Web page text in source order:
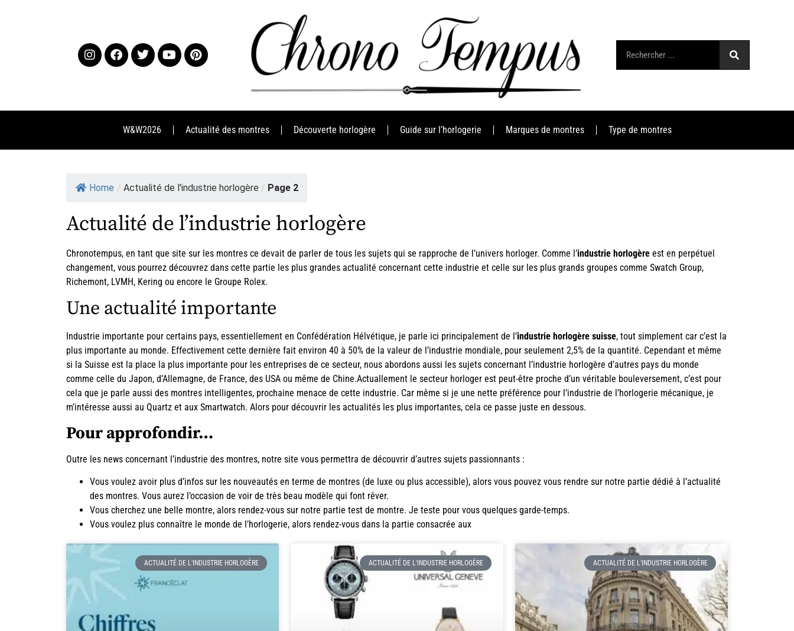
W&W2026 Actualité des montres Découverte horlogère Guide sur l’horlogerie Marques de montres Type de montres
Home / Actualité de l'industrie horlogère / Page 2
Actualité de l’industrie horlogère
Chronotempus, en tant que site sur les montres ce devait de parler de tous les sujets qui se rapproche de l’univers horloger. Comme l’industrie horlogère est en perpétuel
changement, vous pourrez découvrez dans cette partie les plus grandes actualité concernant cette industrie et celle sur les plus grands groupes comme Swatch Group,
Richemont, LVMH, Kering ou encore le Groupe Rolex.
Une actualité importante
Industrie importante pour certains pays, essentiellement en Confédération Hélvétique, je parle ici principalement de l’industrie horlogère suisse, tout simplement car c’est la
plus importante au monde. Effectivement cette dernière fait environ 40 à 50% de la valeur de l’industrie mondiale, pour seulement 2,5% de la quantité. Cependant et même
si la Suisse est la place la plus importante pour les entreprises de ce secteur, nous abordons aussi les sujets concernant l’industrie horlogère d’autres pays du monde
comme celle du Japon, d’Allemagne, de France, des USA ou même de Chine.Actuallement le secteur horloger est peut-être proche d’un véritable bouleversement, c’est pour
cela que je parle aussi des montres intelligentes, prochaine menace de cette industrie. Car même si je une nette préférence pour l’industrie de l’horlogerie mécanique, je
m’intéresse aussi au Quartz et aux Smartwatch. Alors pour découvrir les actualités les plus importantes, cela ce passe juste en dessous.
Pour approfondir…
Outre les news concernant l’industrie des montres, notre site vous permettra de découvrir d’autres sujets passionnants :
Vous voulez avoir plus d’infos sur les nouveautés en terme de montres (de luxe ou plus accessible), alors vous pouvez vous rendre sur notre partie dédié à l’actualité
des montres. Vous aurez l’occasion de voir de très beau modèle qui font rêver.
Vous cherchez une belle montre, alors rendez-vous sur notre partie test de montre. Je teste pour vous quelques garde-temps.
Vous voulez plus connaître le monde de l’horlogerie, alors rendez-vous dans la partie consacrée aux
ACTUALITÉ DE L'INDUSTRIE HORLOGÈRE ACTUALITÉ DE L'INDUSTRIE HORLOGÈRE ACTUALITÉ DE L'INDUSTRIE HORLOGÈRE